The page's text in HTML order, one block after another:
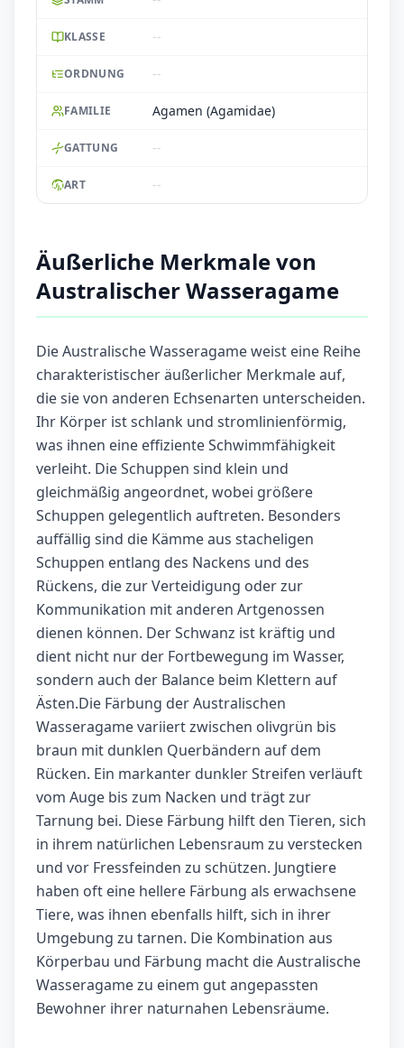
KLASSE --
ORDNUNG --
FAMILIE Agamen (Agamidae)
GATTUNG --
ART --
Äußerliche Merkmale von
Australischer Wasseragame
Die Australische Wasseragame weist eine Reihe
charakteristischer äußerlicher Merkmale auf,
die sie von anderen Echsenarten unterscheiden.
Ihr Körper ist schlank und stromlinienförmig,
was ihnen eine effiziente Schwimmfähigkeit
verleiht. Die Schuppen sind klein und
gleichmäßig angeordnet, wobei größere
Schuppen gelegentlich auftreten. Besonders
auffällig sind die Kämme aus stacheligen
Schuppen entlang des Nackens und des
Rückens, die zur Verteidigung oder zur
Kommunikation mit anderen Artgenossen
dienen können. Der Schwanz ist kräftig und
dient nicht nur der Fortbewegung im Wasser,
sondern auch der Balance beim Klettern auf
Ästen.Die Färbung der Australischen
Wasseragame variiert zwischen olivgrün bis
braun mit dunklen Querbändern auf dem
Rücken. Ein markanter dunkler Streifen verläuft
vom Auge bis zum Nacken und trägt zur
Tarnung bei. Diese Färbung hilft den Tieren, sich
in ihrem natürlichen Lebensraum zu verstecken
und vor Fressfeinden zu schützen. Jungtiere
haben oft eine hellere Färbung als erwachsene
Tiere, was ihnen ebenfalls hilft, sich in ihrer
Umgebung zu tarnen. Die Kombination aus
Körperbau und Färbung macht die Australische
Wasseragame zu einem gut angepassten
Bewohner ihrer naturnahen Lebensräume.